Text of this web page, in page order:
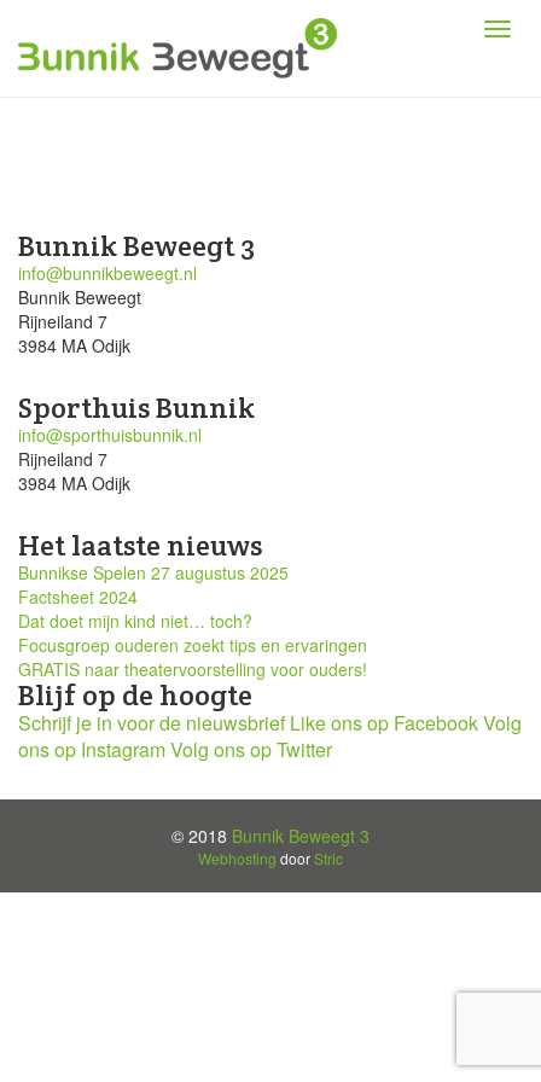
Bunnik Beweegt 3
info@bunnikbeweegt.nl
Bunnik Beweegt
Rijneiland 7
3984 MA Odijk
Sporthuis Bunnik
info@sporthuisbunnik.nl
Rijneiland 7
3984 MA Odijk
Het laatste nieuws
Bunnikse Spelen 27 augustus 2025
Factsheet 2024
Dat doet mijn kind niet… toch?
Focusgroep ouderen zoekt tips en ervaringen
GRATIS naar theatervoorstelling voor ouders!
Blijf op de hoogte
Schrijf je in voor de nieuwsbrief Like ons op FacebookVolg
ons op InstagramVolg ons op Twitter
© 2018 Bunnik Beweegt 3
Webhosting doorStric